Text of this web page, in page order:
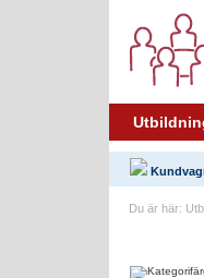
Du är här: